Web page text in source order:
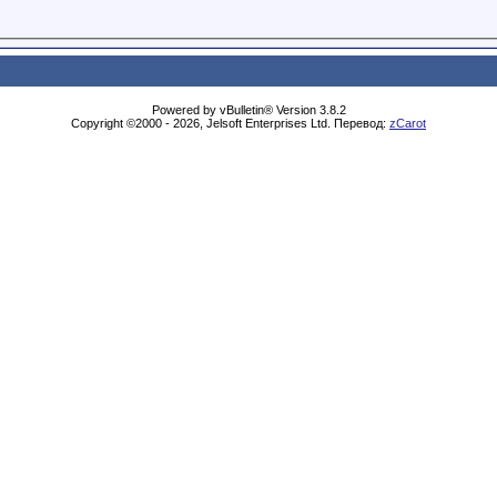
Powered by vBulletin® Version 3.8.2
Copyright ©2000 - 2026, Jelsoft Enterprises Ltd. Перевод: zCarot